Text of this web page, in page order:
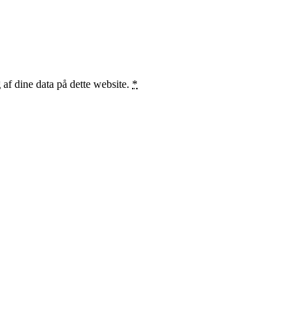
dine data på dette website. *